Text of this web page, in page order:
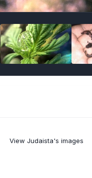
View Judaista's images